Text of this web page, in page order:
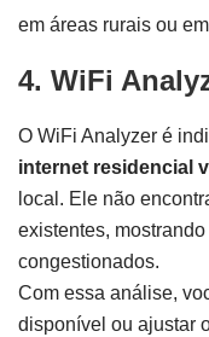
em áreas rurais ou
4. WiFi
O WiFi Analyzer é
internet residencial
local. Ele não
existentes,
congestionados.
Com essa análise,
disponível ou ajustar